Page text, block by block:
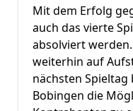
Mit dem Erfolg
auch das vierte
absolviert
weiterhin auf
nächsten Spieltag
Bobingen die